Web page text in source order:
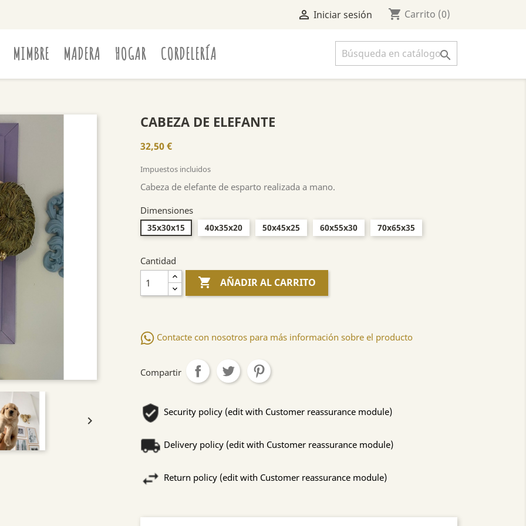
 Iniciar sesión shopping_cart Carrito (0)
MIMBRE MADERA HOGAR CORDELERÍA 

CABEZA DE ELEFANTE
32,50 €
Impuestos incluidos
Cabeza de elefante de esparto realizada a mano.
Dimensiones
35x30x15 40x35x20 50x45x25 60x55x30 70x65x35
Cantidad
 AÑADIR AL CARRITO
Contacte con nosotros para más información sobre el producto
Compartir
Security policy (edit with Customer reassurance module)
Delivery policy (edit with Customer reassurance module)
Return policy (edit with Customer reassurance module)